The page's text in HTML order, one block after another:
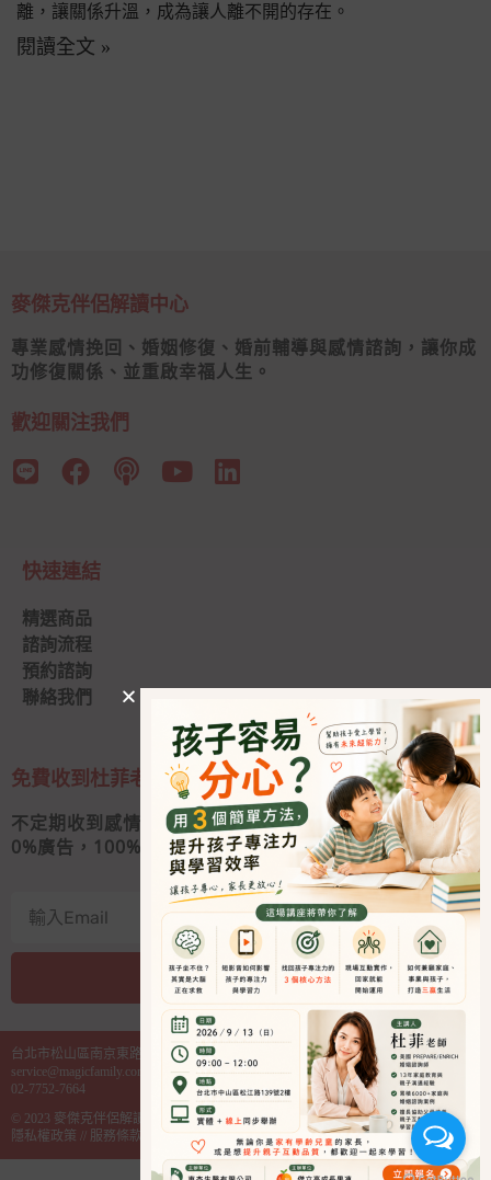
離，讓關係升溫，成為讓人離不開的存在。
閱讀全文 »
麥傑克伴侶解讀中心
專業感情挽回、婚姻修復、婚前輔導與感情諮詢，讓你成
功修復關係、並重啟幸福人生。
歡迎關注我們
快速連結
精選商品
諮詢流程
預約諮詢
聯絡我們
免費收到杜菲老師的私人信
不定期收到感情秘訣和婚姻經營心法
0%廣告，100%好內容
我要收信
l
t
e
n
a
© 2023 麥傑克伴侶解讀中心麥傑克管理顧問有限公司 統編 85000614
隱私權政策
服務條款
台北市松山區南京東路四段130號2樓之1
service@magicfamily.com.tw
02-7752-7664